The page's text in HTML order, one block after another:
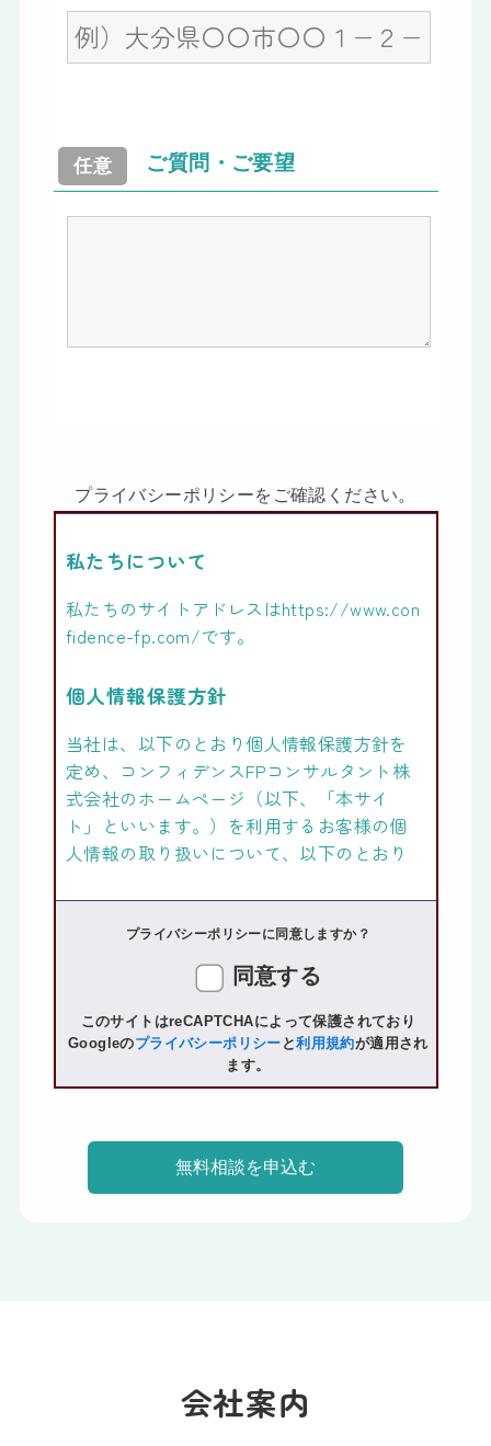
任意 ご質問・ご要望
プライバシーポリシーをご確認ください。
私たちについて
私たちのサイトアドレスはhttps://www.con
fidence-fp.com/です。
個人情報保護方針
当社は、以下のとおり個人情報保護方針を
定め、コンフィデンスFPコンサルタント株
式会社のホームページ（以下、「本サイ
ト」といいます。）を利用するお客様の個
人情報の取り扱いについて、以下のとおり
個人情報とは（定義）
本サイトにおいて「個人情報」とは、特定
の個人を識別できる情報（氏名、住所、電
話番号、メールアドレス、性別など）、お
よび、お客様がご利用になったサービスの
内容、ご利用日時、ご利用回数などのご利
個人情報の管理
し個人情報の厳重な管理を行ないます。
プライバシーポリシーに同意しますか？
同意する
このサイトはreCAPTCHAによって保護されており
Googleのプライバシーポリシー と利用規約が適用され
ます。
会社案内